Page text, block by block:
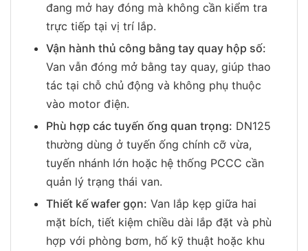
đang mở hay đóng mà không cần kiểm tra
trực tiếp tại vị trí lắp.
Vận hành thủ công bằng tay quay hộp số:
Van vẫn đóng mở bằng tay quay, giúp thao
tác tại chỗ chủ động và không phụ thuộc
vào motor điện.
Phù hợp các tuyến ống quan trọng: DN125
thường dùng ở tuyến ống chính cỡ vừa,
tuyến nhánh lớn hoặc hệ thống PCCC cần
quản lý trạng thái van.
Thiết kế wafer gọn: Van lắp kẹp giữa hai
mặt bích, tiết kiệm chiều dài lắp đặt và phù
hợp với phòng bơm, hố kỹ thuật hoặc khu